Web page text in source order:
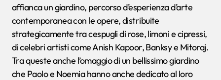
affianca un giardino, percorso d’esperienza d’arte
contemporanea con le opere, distribuite
strategicamente tra cespugli di rose, limoni e cipressi,
di celebri artisti come Anish Kapoor, Banksy e Mitoraj.
Tra queste anche l’omaggio di un bellissimo giardino
che Paolo e Noemia hanno anche dedicato al loro